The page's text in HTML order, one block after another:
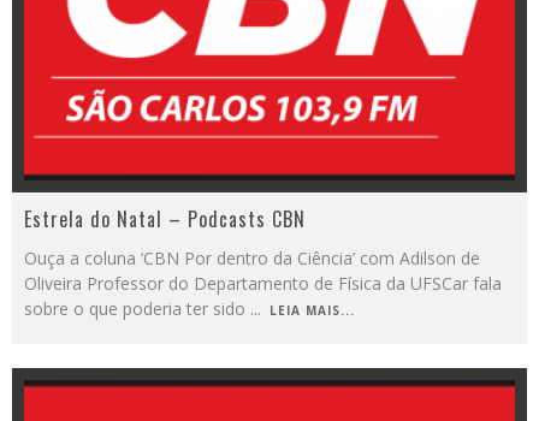
Estrela do Natal – Podcasts CBN
Ouça a coluna ‘CBN Por dentro da Ciência’ com Adilson de
Oliveira Professor do Departamento de Física da UFSCar fala
sobre o que poderia ter sido ... LEIA MAIS...